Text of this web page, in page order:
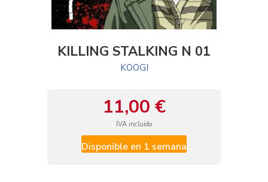
KILLING STALKING N 01
KOOGI
11,00 €
IVA incluido
Disponible en 1 semana